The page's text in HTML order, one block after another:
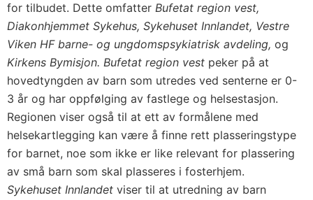
for tilbudet. Dette omfatter Bufetat region vest,
Diakonhjemmet Sykehus, Sykehuset Innlandet, Vestre
Viken HF barne- og ungdomspsykiatrisk avdeling, og
Kirkens Bymisjon. Bufetat region vest peker på at
hovedtyngden av barn som utredes ved senterne er 0-
3 år og har oppfølging av fastlege og helsestasjon.
Regionen viser også til at ett av formålene med
helsekartlegging kan være å finne rett plasseringstype
for barnet, noe som ikke er like relevant for plassering
av små barn som skal plasseres i fosterhjem.
Sykehuset Innlandet viser til at utredning av barn